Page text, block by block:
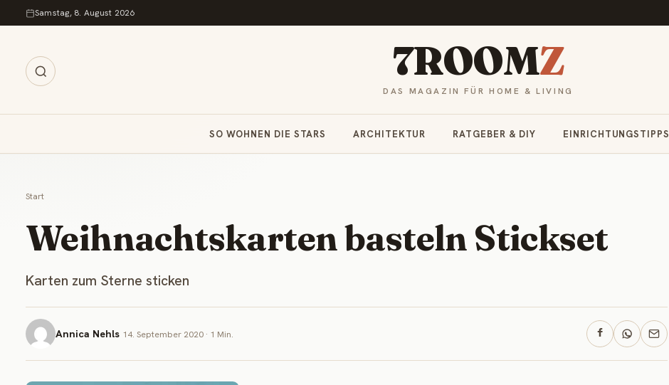
Zum Inhalt springen
Samstag, 8. August 2026
7ROOMZ
DAS MAGAZIN FÜR HOME & LIVING
SO WOHNEN DIE STARS ARCHITEKTUR RATGEBER & DIY EINRICHTUNGSTIPPS
Start
Weihnachtskarten basteln Stickset
Karten zum Sterne sticken
Annica Nehls 14. September 2020 · 1 Min.